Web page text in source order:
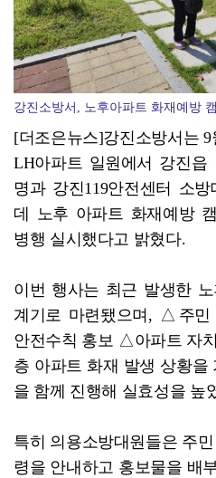
강진소방서, 노후아파트 화재예방
[더조은뉴스]강진소방서는
LH아파트 일원에서 강진읍
명과 강진119안전센터 소
데 노후 아파트 화재예방
병행 실시했다고 밝혔다.
이번 행사는 최근 발생한
계기로 마련됐으며, △주민
안전수칙 홍보 △아파트 자
층 아파트 화재 발생 상황을
을 함께 진행해 실효성을 높
특히 의용소방대원들은 주
령을 안내하고 홍보물을 배